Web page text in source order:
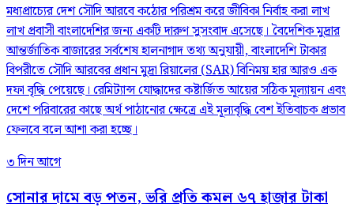
মধ্যপ্রাচ্যের দেশ সৌদি আরবে কঠোর পরিশ্রম করে জীবিকা নির্বাহ করা লাখ
লাখ প্রবাসী বাংলাদেশির জন্য একটি দারুণ সুসংবাদ এসেছে। বৈদেশিক মুদ্রার
আন্তর্জাতিক বাজারের সর্বশেষ হালনাগাদ তথ্য অনুযায়ী, বাংলাদেশি টাকার
বিপরীতে সৌদি আরবের প্রধান মুদ্রা রিয়ালের (SAR) বিনিময় হার আরও এক
দফা বৃদ্ধি পেয়েছে। রেমিট্যান্স যোদ্ধাদের কষ্টার্জিত আয়ের সঠিক মূল্যায়ন এবং
দেশে পরিবারের কাছে অর্থ পাঠানোর ক্ষেত্রে এই মূল্যবৃদ্ধি বেশ ইতিবাচক প্রভাব
ফেলবে বলে আশা করা হচ্ছে।
৩ দিন আগে
সোনার দামে বড় পতন, ভরি প্রতি কমল ৬৭ হাজার টাকা